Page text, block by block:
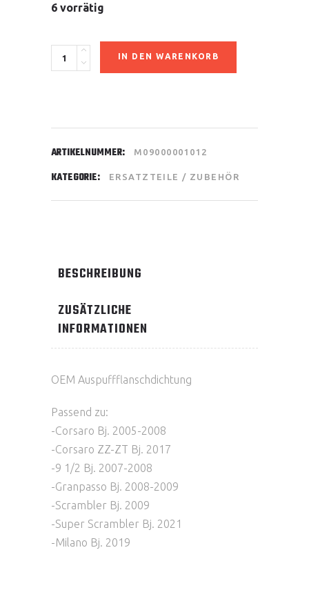
6 vorrätig
Auspuffflanschdichtung
quantity
IN DEN WARENKORB
ARTIKELNUMMER: M09000001012
KATEGORIE: ERSATZTEILE / ZUBEHÖR
BESCHREIBUNG
ZUSÄTZLICHE
INFORMATIONEN
OEM Auspuffflanschdichtung
Passend zu:
-Corsaro Bj. 2005-2008
-Corsaro ZZ-ZT Bj. 2017
-9 1/2 Bj. 2007-2008
-Granpasso Bj. 2008-2009
-Scrambler Bj. 2009
-Super Scrambler Bj. 2021
-Milano Bj. 2019